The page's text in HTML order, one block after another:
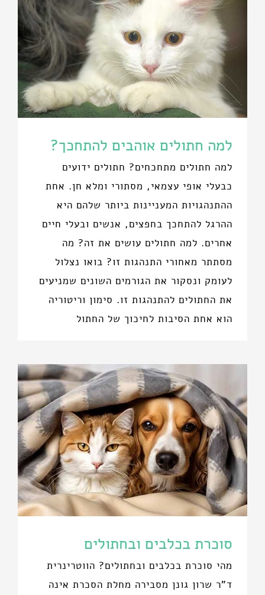
למה חתולים אוהבים להתחכך?
למה חתולים מתחכחים? חתולים ידועים
כבעלי אופי עצמאי, מסתורי ומלא חן. אחת
ההתנהגויות המעניינות ביותר שלהם היא
ההרגל להתחכך בחפצים, אנשים ובעלי חיים
אחרים. למה חתולים עושים את זה? מה
מסתתר מאחורי התנהגות זו? בואו נצלול
לעומק ונסקור את הגורמים השונים שמניעים
את החתולים להתנהגות זו. סימון וריטוריה
הוא אחת הסיבות לחיכוך של החתול
סוכרת בכלבים ובחתולים
מהי סוכרת בכלבים ובחתולים? הווטרינרית
ד"ר שרון גונן מסבירה מחלת הסכרת אינה